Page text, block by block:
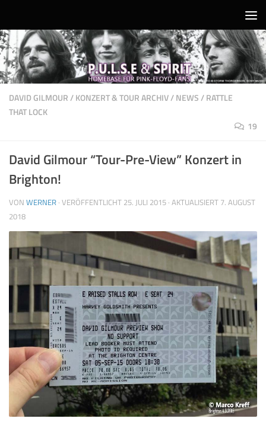
DAVID GILMOUR/KONZERT & TOUR ARCHIV/NEWS/RATTLE
THAT LOCK
19
David Gilmour “Tour-Pre-View” Konzert in
Brighton!
VON WERNER · VERÖFFENTLICHT 25. JULI 2015 · AKTUALISIERT 7. AUGUST
2018